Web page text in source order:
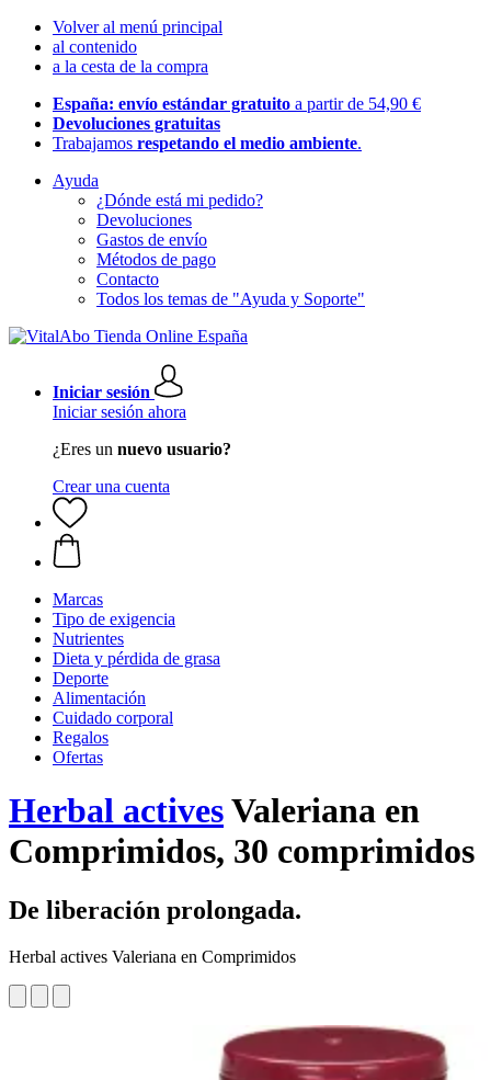
Volver al menú principal
al contenido
a la cesta de la compra
España: envío estándar gratuito a partir de 54,90 €
Devoluciones gratuitas
Trabajamos respetando el medio ambiente.
Ayuda
¿Dónde está mi pedido?
Devoluciones
Gastos de envío
Métodos de pago
Contacto
Todos los temas de "Ayuda y Soporte"
Iniciar sesión
Iniciar sesión ahora
¿Eres un nuevo usuario?
Crear una cuenta
Marcas
Tipo de exigencia
Nutrientes
Dieta y pérdida de grasa
Deporte
Alimentación
Cuidado corporal
Regalos
Ofertas
Herbal activesValeriana en
Comprimidos, 30 comprimidos
De liberación prolongada.
Herbal actives Valeriana en Comprimidos